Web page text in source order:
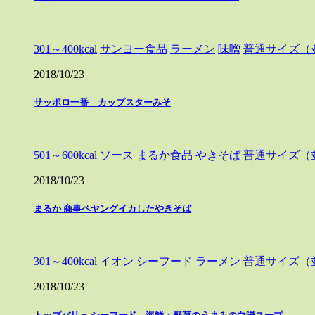
301～400kcal サンヨー食品 ラーメン 味噌 普通サイズ（
2018/10/23
サッポロ一番 カップスターみそ
501～600kcal ソース まるか食品 やきそば 普通サイズ（
2018/10/23
まるか 商事ペヤングイカしたやきそば
301～400kcal イオン シーフード ラーメン 普通サイズ（
2018/10/23